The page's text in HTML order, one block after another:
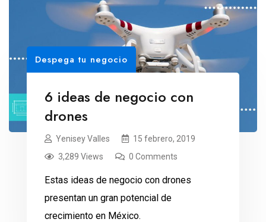
Ambos invierten cantidades exorbitantes
en negocios espaciales, con […]
Despega tu negocio
6 ideas de negocio con
drones
Yenisey Valles
15 febrero, 2019
3,289 Views
0 Comments
Estas ideas de negocio con drones
presentan un gran potencial de
crecimiento en México.